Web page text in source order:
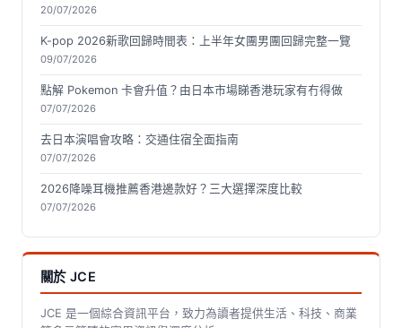
20/07/2026
K-pop 2026新歌回歸時間表：上半年女團男團回歸完整一覽
09/07/2026
點解 Pokemon 卡會升值？由日本市場睇香港玩家有冇得做
07/07/2026
去日本演唱會攻略：交通住宿全面指南
07/07/2026
2026降噪耳機推薦香港邊款好？三大選擇深度比較
07/07/2026
關於 JCE
JCE 是一個綜合資訊平台，致力為讀者提供生活、科技、商業